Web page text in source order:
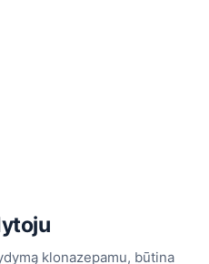
klonazepamu, būtina